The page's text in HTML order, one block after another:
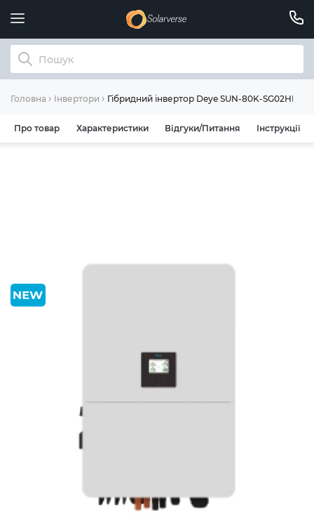
Головна Інвертори Гібридний інвертор Deye SUN-80K-
Про товар Характеристики Відгуки/Питання Інструкції